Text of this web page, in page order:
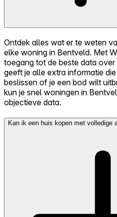
Ontdek alles wat er te weten
elke woning in Bentveld. Met
toegang tot de beste data
geeft je alle extra informatie
beslissen of je een bod wilt
kun je snel woningen in
objectieve data.
Kan ik een huis kopen met volledige